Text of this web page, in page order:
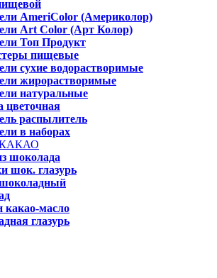
AmeriColor (Америколор)
Art Color (Арт Колор)
Топ Продукт
пищевые
сухие водорастворимые
жирорастворимые
натуральные
цветочная
распылитель
в наборах
шоколада
шок. глазурь
какао-масло
глазурь